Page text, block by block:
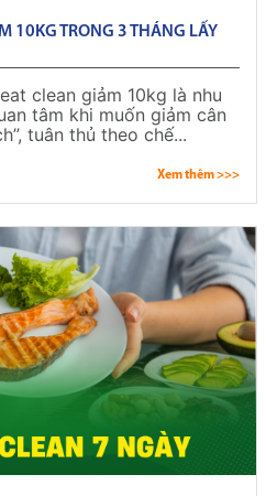
10KG TRONG 3 THÁNG LẤY
clean giảm 10kg là nhu
tâm khi muốn giảm cân
tuân thủ theo chế...
Xem thêm >>>